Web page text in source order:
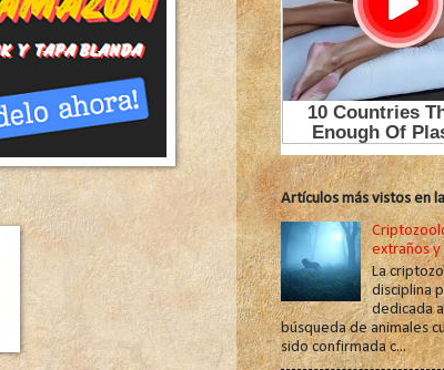
Artículos más vistos en
extraños y
La
disciplina
dedicada
búsqueda de animales
sido confirmada c...